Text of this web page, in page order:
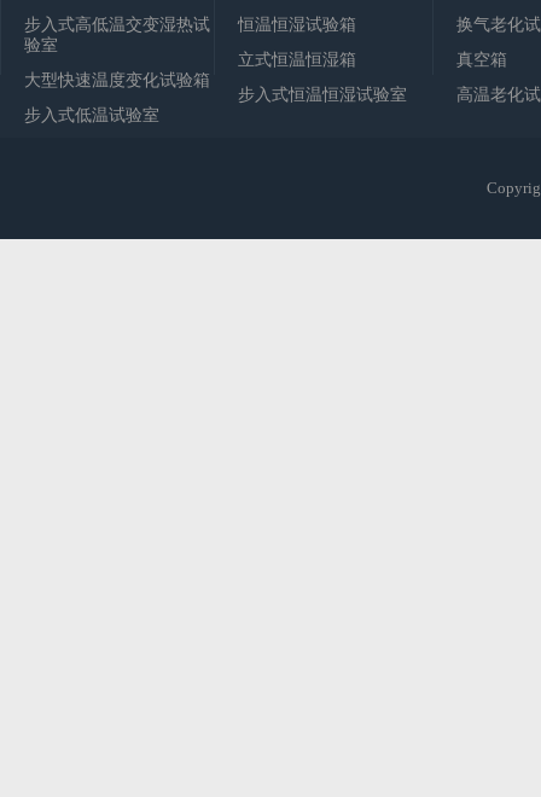
步入式高低温交变湿热试
验室
大型快速温度变化试验箱
步入式低温试验室
恒温恒湿试验箱
立式恒温恒湿箱
步入式恒温恒湿试验室
换气老化
真空箱
高温老化